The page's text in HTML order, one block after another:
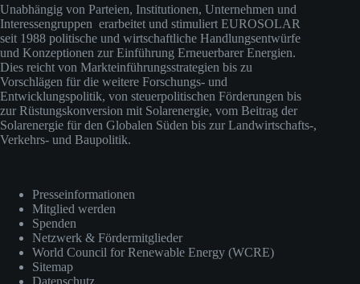
Unabhängig von Parteien, Institutionen, Unternehmen und
Interessengruppen erarbeitet und stimuliert EUROSOLAR
seit 1988 politische und wirtschaftliche Handlungsentwürfe
und Konzeptionen zur Einführung Erneuerbarer Energien.
Dies reicht von Markteinführungsstrategien bis zu
Vorschlägen für die weitere Forschungs- und
Entwicklungspolitik, von steuerpolitischen Förderungen bis
zur Rüstungskonversion mit Solarenergie, vom Beitrag der
Solarenergie für den Globalen Süden bis zur Landwirtschafts-,
Verkehrs- und Baupolitik.
Presseinformationen
Mitglied werden
Spenden
Netzwerk & Fördermitglieder
World Council for Renewable Energy (WCRE)
Sitemap